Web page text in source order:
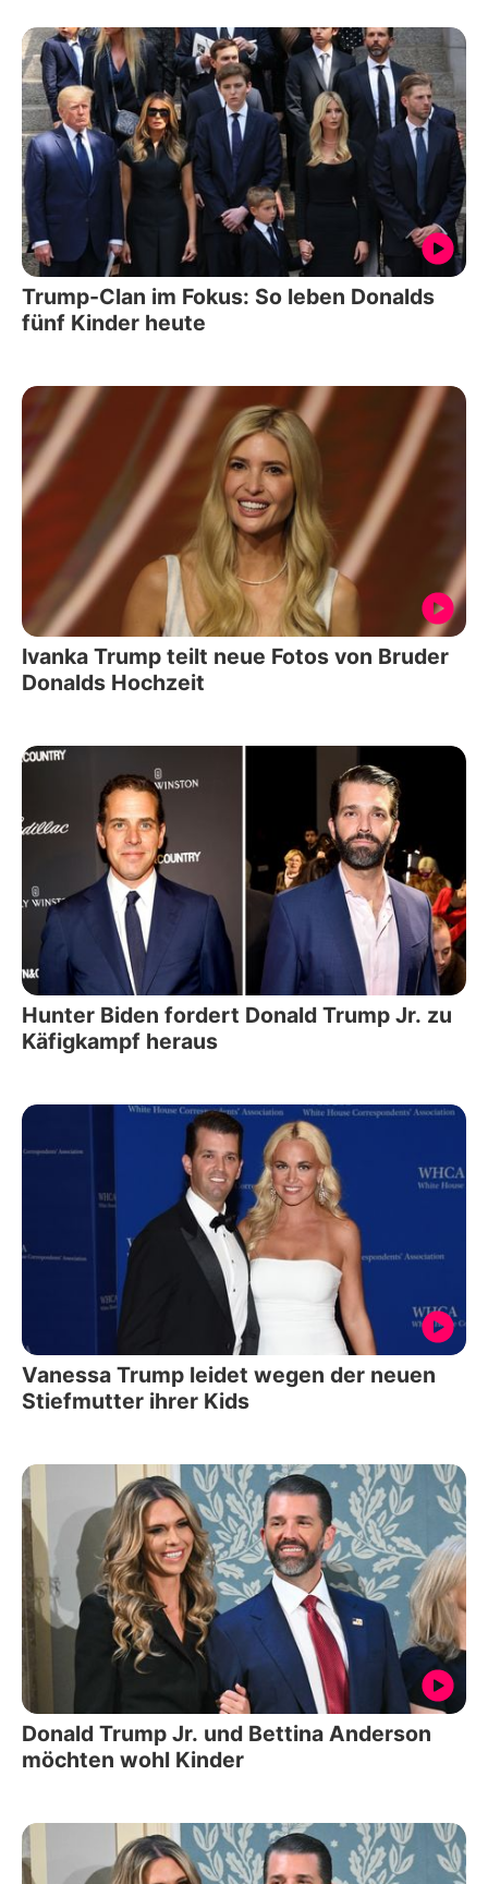
Trump-Clan im Fokus: So leben Donalds
fünf Kinder heute
Ivanka Trump teilt neue Fotos von Bruder
Donalds Hochzeit
Hunter Biden fordert Donald Trump Jr. zu
Käfigkampf heraus
Vanessa Trump leidet wegen der neuen
Stiefmutter ihrer Kids
Donald Trump Jr. und Bettina Anderson
möchten wohl Kinder